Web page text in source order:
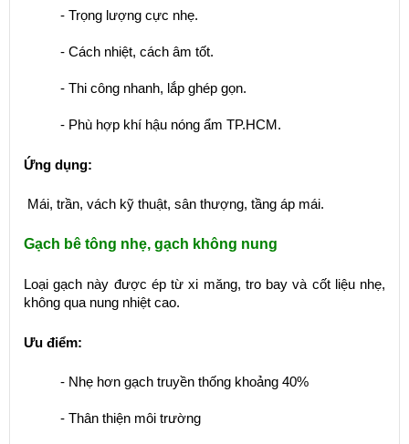
- Trọng lượng cực nhẹ.
- Cách nhiệt, cách âm tốt.
- Thi công nhanh, lắp ghép gọn.
- Phù hợp khí hậu nóng ẩm TP.HCM.
Ứng dụng:
Mái, trần, vách kỹ thuật, sân thượng, tầng áp mái.
Gạch bê tông nhẹ, gạch không nung
Loại gạch này được ép từ xi măng, tro bay và cốt liệu nhẹ,
không qua nung nhiệt cao.
Ưu điểm:
- Nhẹ hơn gạch truyền thống khoảng 40%
- Thân thiện môi trường